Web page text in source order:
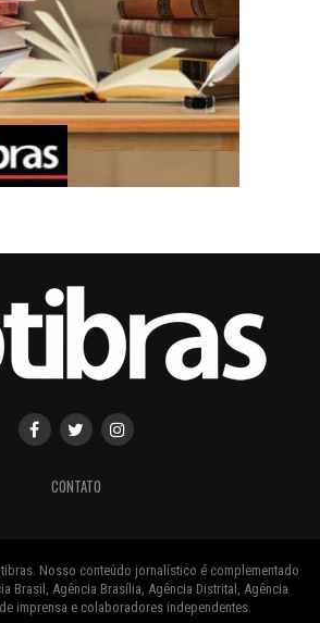
CONTATO
Nosso conteúdo jornalístico é complementado
Brasil, Agência Brasília, Agência Distrital, Agência
imprensa e colaboradores independentes.